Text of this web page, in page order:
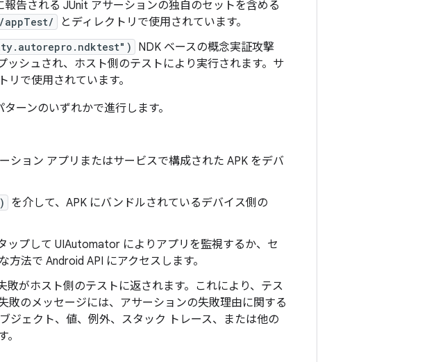
告される JUnit アサーションの独自のセットを含める
appTest/
とディレクトリで使用されています。
NDK ベースの概念実証攻撃
ッシュされ、ホスト側のテストにより実行されます。サ
リで使用されています。
ーンのいずれかで進行します。
ション アプリまたはサービスで構成された APK をデバ
を介して、APK にバンドルされているデバイス側の
ップして UIAutomator によりアプリを監視するか、セ
法で Android API にアクセスします。
敗がホスト側のテストに返されます。これにより、テス
敗のメッセージには、アサーションの失敗理由に関する
ジェクト、値、例外、スタック トレース、または他の